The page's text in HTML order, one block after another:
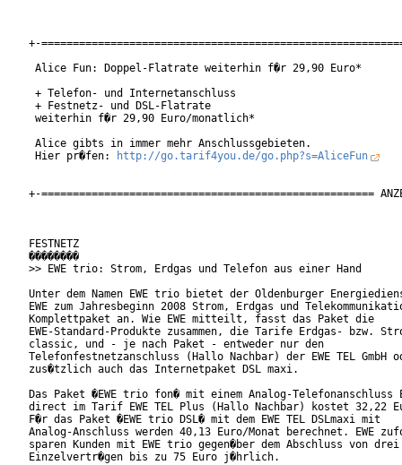
+-
Alice Fun: Doppel-Flatrate weiterhin f�r 29,90 Euro*
+ Telefon- und Internetanschluss
+ Festnetz- und DSL-Flatrate
weiterhin f�r 29,90 Euro/monatlich*
Alice gibts in immer mehr Anschlussgebieten.
Hier pr�fen:
http://go.tarif4you.de/go.php?s=AliceFun
+-=====================================================
FESTNETZ
��������
>> EWE trio: Strom, Erdgas und Telefon aus einer Hand
Unter dem Namen EWE trio bietet der Oldenburger
EWE zum Jahresbeginn 2008 Strom, Erdgas und
Komplettpaket an. Wie EWE mitteilt, fasst das Paket die
EWE-Standard-Produkte zusammen, die Tarife Erdgas- bzw.
classic, und - je nach Paket - entweder nur den
Telefonfestnetzanschluss (Hallo Nachbar) der EWE TEL GmbH
zus�tzlich auch das Internetpaket DSL maxi.
Das Paket �EWE trio fon� mit einem Analog-Telefonanschluss
direct im Tarif EWE TEL Plus (Hallo Nachbar) kostet 32,22
F�r das Paket �EWE trio DSL� mit dem EWE TEL DSLmaxi mit
Analog-Anschluss werden 40,13 Euro/Monat berechnet. EWE
sparen Kunden mit EWE trio gegen�ber dem Abschluss von drei
Einzelvertr�gen bis zu 75 Euro j�hrlich.